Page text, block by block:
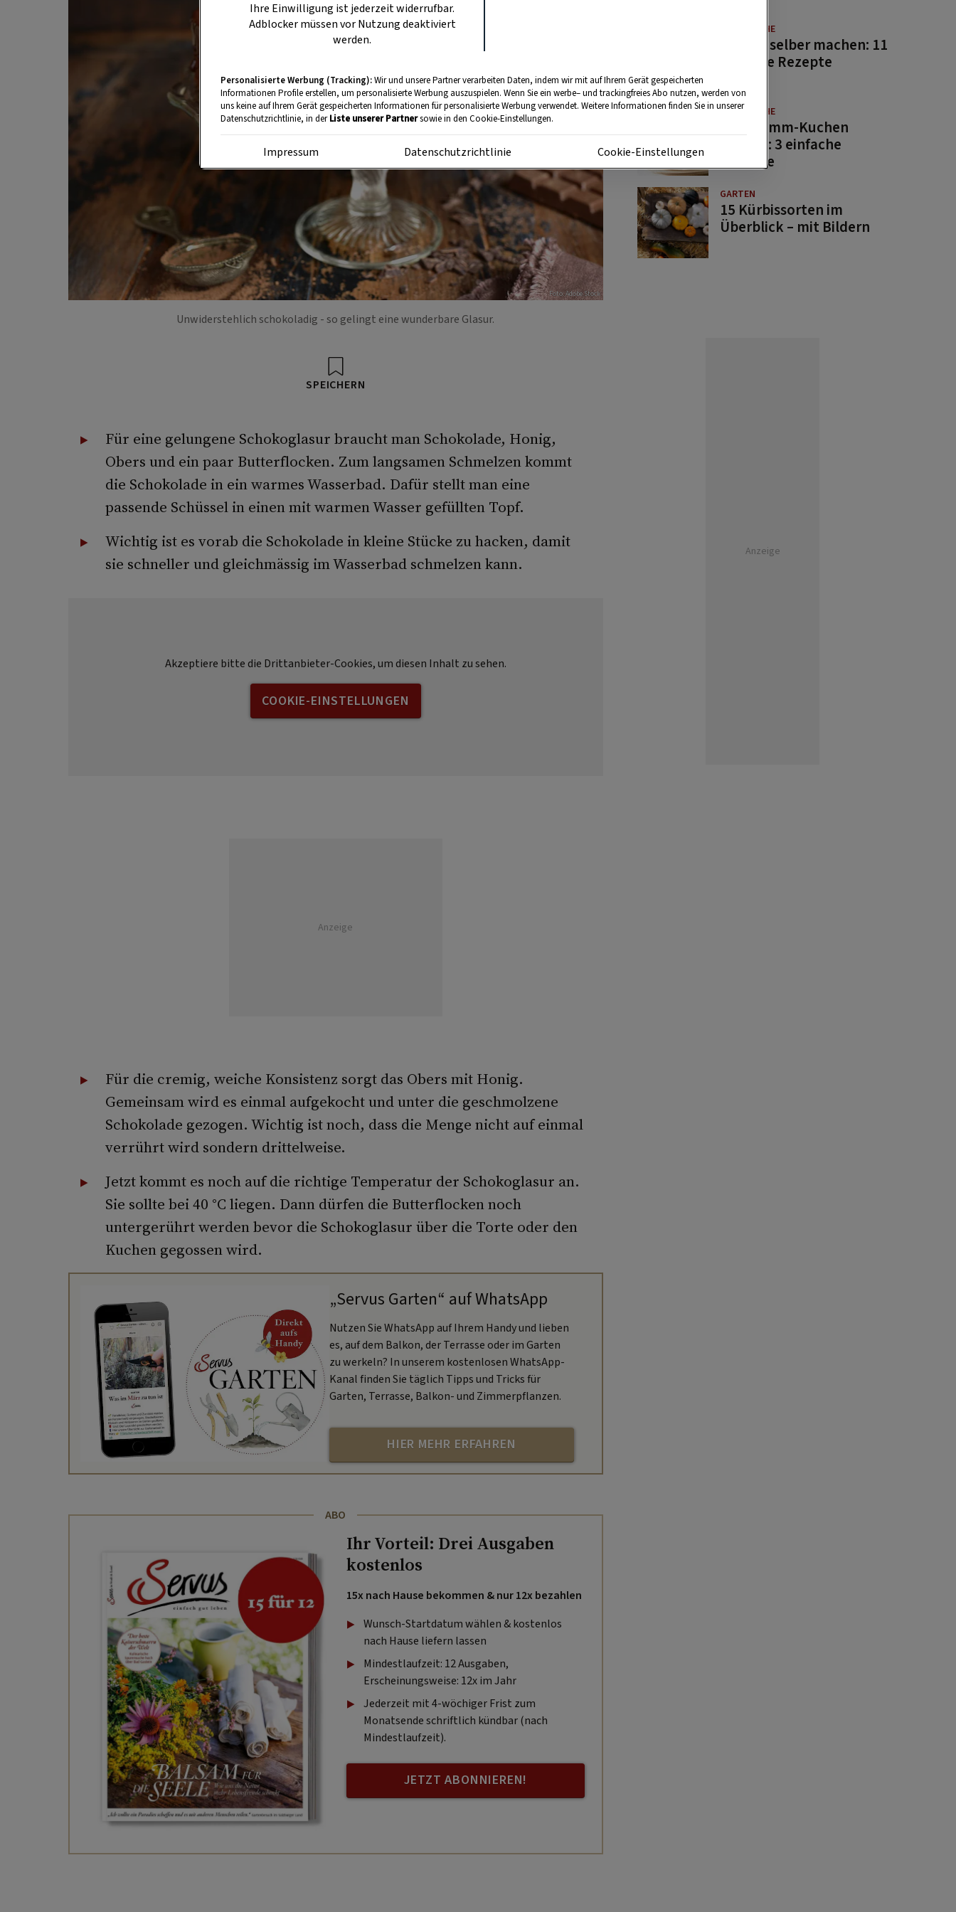
Foto: Adobe Stock
Unwiderstehlich schokoladig - so gelingt eine wunderbare Glasur.
SPEICHERN
Für eine gelungene Schokoglasur braucht man Schokolade, Honig,
Obers und ein paar Butterflocken. Zum langsamen Schmelzen kommt
die Schokolade in ein warmes Wasserbad. Dafür stellt man eine
passende Schüssel in einen mit warmen Wasser gefüllten Topf.
Wichtig ist es vorab die Schokolade in kleine Stücke zu hacken, damit
sie schneller und gleichmässig im Wasserbad schmelzen kann.
Akzeptiere bitte die Drittanbieter-Cookies, um diesen Inhalt zu sehen.
COOKIE-EINSTELLUNGEN
Anzeige
Für die cremig, weiche Konsistenz sorgt das Obers mit Honig.
Gemeinsam wird es einmal aufgekocht und unter die geschmolzene
Schokolade gezogen. Wichtig ist noch, dass die Menge nicht auf einmal
verrührt wird sondern drittelweise.
Jetzt kommt es noch auf die richtige Temperatur der Schokoglasur an.
Sie sollte bei 40 °C liegen. Dann dürfen die Butterflocken noch
untergerührt werden bevor die Schokoglasur über die Torte oder den
Kuchen gegossen wird.
„Servus Garten“ auf WhatsApp
Nutzen Sie WhatsApp auf Ihrem Handy und lieben
es, auf dem Balkon, der Terrasse oder im Garten
zu werkeln? In unserem kostenlosen WhatsApp-
Kanal finden Sie täglich Tipps und Tricks für
Garten, Terrasse, Balkon- und Zimmerpflanzen.
HIER MEHR ERFAHREN
ABO
Ihr Vorteil: Drei Ausgaben
kostenlos
15x nach Hause bekommen & nur 12x bezahlen
Wunsch-Startdatum wählen & kostenlos
nach Hause liefern lassen
Mindestlaufzeit: 12 Ausgaben,
Erscheinungsweise: 12x im Jahr
Jederzeit mit 4-wöchiger Frist zum
Monatsende schriftlich kündbar (nach
Mindestlaufzeit).
JETZT ABONNIEREN!
GUTE KÜCHE
Saucen selber machen: 11
beliebte Rezepte
GUTE KÜCHE
Osterlamm-Kuchen
backen: 3 einfache
Rezepte
GARTEN
15 Kürbissorten im
Überblick – mit Bildern
Anzeige
Ihre Einwilligung ist jederzeit widerrufbar.
Adblocker müssen vor Nutzung deaktiviert
werden.
Personalisierte Werbung (Tracking):Wir und unsere Partner verarbeiten Daten, indem wir mit auf Ihrem Gerät gespeicherten
Informationen Profile erstellen, um personalisierte Werbung auszuspielen. Wenn Sie ein werbe– und trackingfreies Abo nutzen, werden von
uns keine auf Ihrem Gerät gespeicherten Informationen für personalisierte Werbung verwendet. Weitere Informationen finden Sie in unserer
Datenschutzrichtlinie, in derListe unserer Partnersowie in den Cookie-Einstellungen.
Impressum Datenschutzrichtlinie Cookie-Einstellungen